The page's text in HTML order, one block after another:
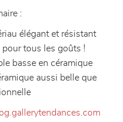
:
élégant et résistant
pour tous les goûts !
basse en céramique
aussi belle que